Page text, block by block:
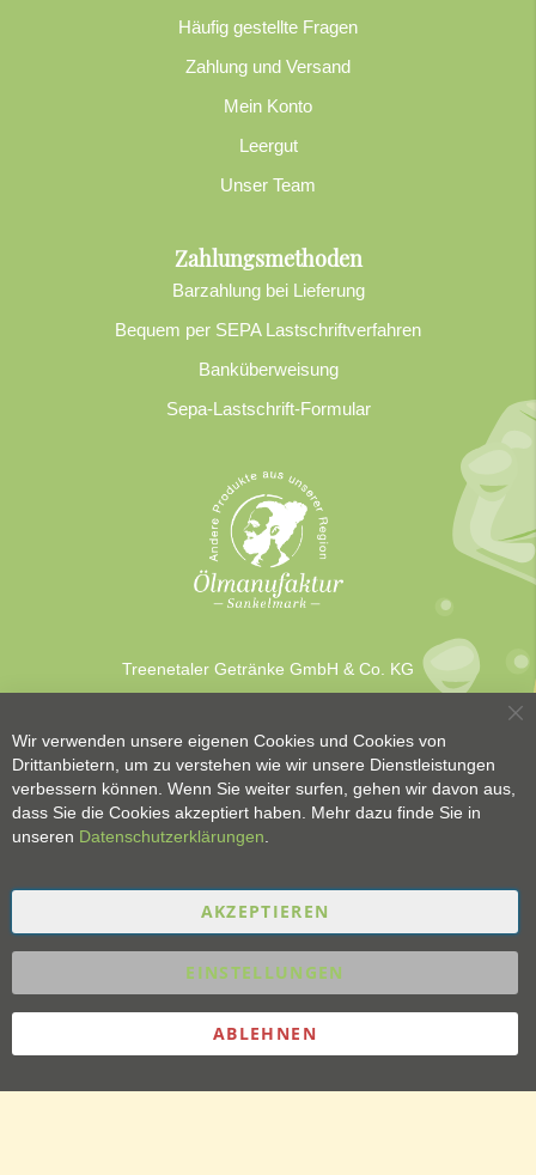
Häufig gestellte Fragen
Zahlung und Versand
Mein Konto
Leergut
Unser Team
Zahlungsmethoden
Barzahlung bei Lieferung
Bequem per SEPA Lastschriftverfahren
Banküberweisung
Sepa-Lastschrift-Formular
Treenetaler Getränke GmbH & Co. KG
Wir verwenden unsere eigenen Cookies und Cookies von
Drittanbietern, um zu verstehen wie wir unsere Dienstleistungen
verbessern können. Wenn Sie weiter surfen, gehen wir davon aus,
dass Sie die Cookies akzeptiert haben. Mehr dazu finde Sie in
unseren Datenschutzerklärungen
AKZEPTIEREN
EINSTELLUNGEN
ABLEHNEN